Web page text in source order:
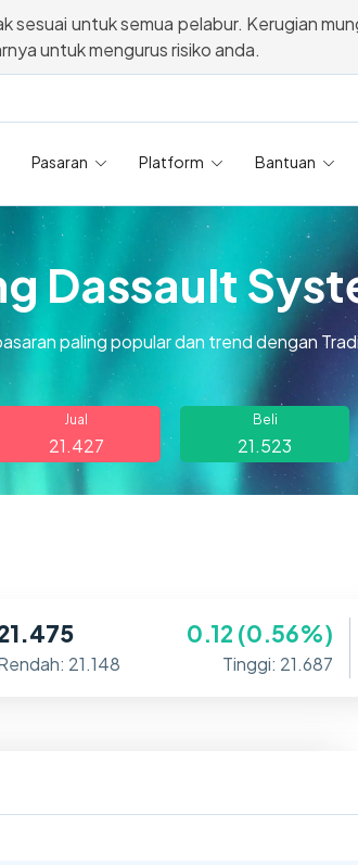
untuk semua pelabur. Kerugian
untuk mengurus risiko anda.
Pasaran Platform Bantuan
Dassault
paling popular dan trend dengan
Jual
21.427
Beli
21.523
0.12 (0.56%)
21.148 Tinggi: 21.687